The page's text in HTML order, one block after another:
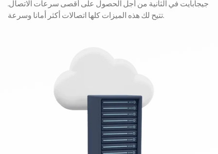
جيجابايت في الثانية من أجل الحصول على أقصى سرعات الاتصال.
تتيح لك هذه الميزات كلها اتصالات أكثر أمانا وسرعة.